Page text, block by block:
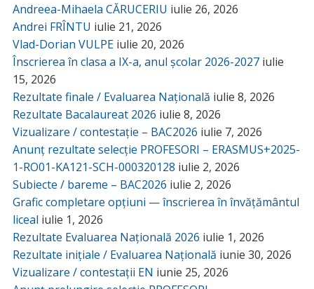
Andreea-Mihaela CĂRUCERIU iulie 26, 2026
Andrei FRÎNTU iulie 21, 2026
Vlad-Dorian VULPE iulie 20, 2026
Înscrierea în clasa a IX-a, anul școlar 2026-2027 iulie
15, 2026
Rezultate finale / Evaluarea Națională iulie 8, 2026
Rezultate Bacalaureat 2026 iulie 8, 2026
Vizualizare / contestație – BAC2026 iulie 7, 2026
Anunț rezultate selecție PROFESORI – ERASMUS+2025-
1-RO01-KA121-SCH-000320128 iulie 2, 2026
Subiecte / bareme – BAC2026 iulie 2, 2026
Grafic completare opțiuni — înscrierea în învățământul
liceal iulie 1, 2026
Rezultate Evaluarea Națională 2026 iulie 1, 2026
Rezultate inițiale / Evaluarea Națională iunie 30, 2026
Vizualizare / contestații EN iunie 25, 2026